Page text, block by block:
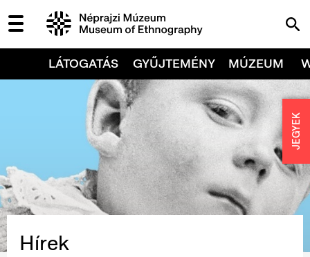
LÁTOGATÁS GYŰJTEMÉNY MÚZEUM
Hírek
JEGYEK